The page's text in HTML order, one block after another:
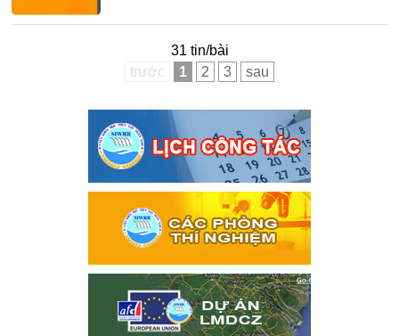
31 tin/bài
trước
1 2 3 sau